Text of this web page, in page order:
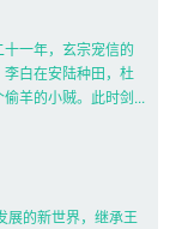
一年，玄宗宠信的
白在安陆种田，杜
羊的小贼。此时剑...
展的新世界，继承王